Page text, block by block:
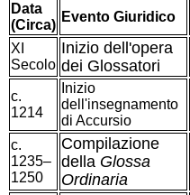
Data
(Circa)
Evento Giuridico
XI
Secolo
Inizio dell'opera
dei Glossatori
c.
1214
Inizio
dell'insegnamento
di Accursio
c.
1235–
1250
Compilazione
della Glossa
Ordinaria